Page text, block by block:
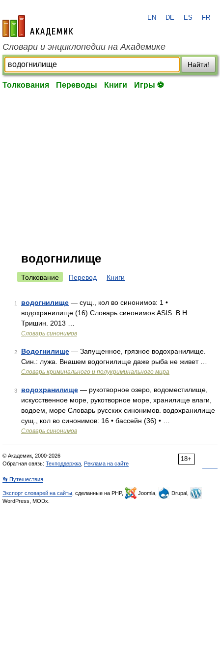
academic.ru
EN DE ES FR
Словари и энциклопедии на Академике
Найти!
Толкования Переводы Книги Игры ⚽
водогнилище
Толкование Перевод Книги
1 водогнилище — сущ., кол во синонимов: 1 •
водохранилище (16) Словарь синонимов ASIS. В.Н.
Тришин. 2013 …
Словарь синонимов
2 Водогнилище — Запущенное, грязное водохранилище.
Син.: лужа. Внашем водогнилище даже рыба не живет …
Словарь криминального и полукриминального мира
3 водохранилище — рукотворное озеро, водоместилище,
искусственное море, рукотворное море, хранилище влаги,
водоем, море Словарь русских синонимов. водохранилище
сущ., кол во синонимов: 16 • бассейн (36) • …
Словарь синонимов
18+
© Академик, 2000-2026
Обратная связь: Техподдержка Реклама на сайте
👣 Путешествия
Экспорт словарей на сайты , сделанные на PHP, Joomla,
Drupal,
WordPress, MODx.